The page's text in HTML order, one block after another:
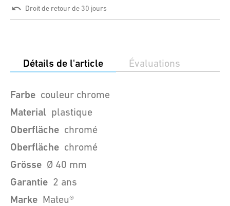
Droit de retour de 30 jours
Détails de l'article Évaluations
Farbe couleur chrome
Material plastique
Oberfläche chromé
Oberfläche chromé
Grösse Ø 40 mm
Garantie 2 ans
Marke Mateu®